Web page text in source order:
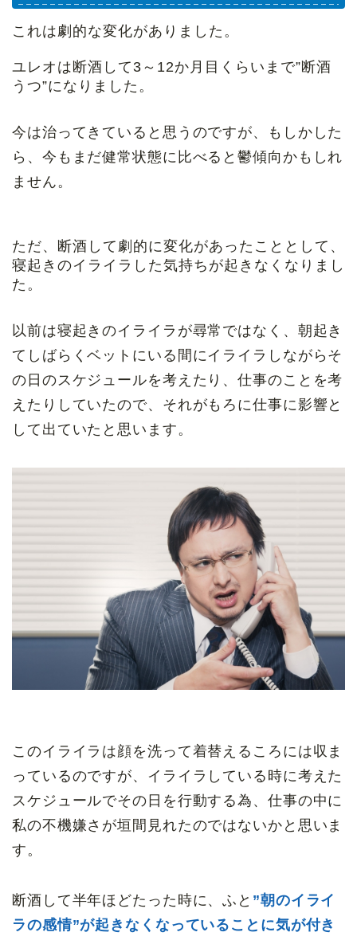
これは劇的な変化がありました。
ユレオは断酒して3～12か月目くらいまで”断酒
うつ”になりました。
今は治ってきていると思うのですが、もしかした
ら、今もまだ健常状態に比べると鬱傾向かもしれ
ません。
ただ、断酒して劇的に変化があったこととして、
寝起きのイライラした気持ちが起きなくなりまし
た。
以前は寝起きのイライラが尋常ではなく、朝起き
てしばらくベットにいる間にイライラしながらそ
の日のスケジュールを考えたり、仕事のことを考
えたりしていたので、それがもろに仕事に影響と
して出ていたと思います。
このイライラは顔を洗って着替えるころには収ま
っているのですが、イライラしている時に考えた
スケジュールでその日を行動する為、仕事の中に
私の不機嫌さが垣間見れたのではないかと思いま
す。
断酒して半年ほどたった時に、ふと ”朝のイライ
ラの感情”が起きなくなっていることに気が付き